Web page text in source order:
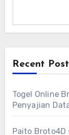
Recent
Togel Online
Penyajian
Paito Broto4D